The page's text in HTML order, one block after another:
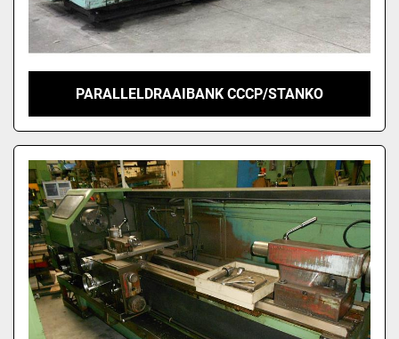
PARALLELDRAAIBANK CCCP/STANKO